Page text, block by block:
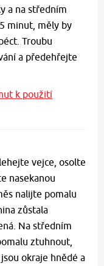
a na středním
minut, měly by
Troubu
a předehřejte
k použití
vejce, osolte
nasekanou
nalijte pomalu
zůstala
Na středním
ztuhnout,
okraje hnědé a